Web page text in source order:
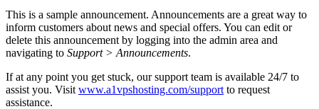
This is a sample announcement. Announcements are a great way to
inform customers about news and special offers. You can edit or
delete this announcement by logging into the admin area and
navigating to Support > Announcements.
If at any point you get stuck, our support team is available 24/7 to
assist you. Visit www.a1vpshosting.com/support to request
assistance.